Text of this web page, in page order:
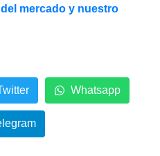
mercado y nuestro
Whatsapp